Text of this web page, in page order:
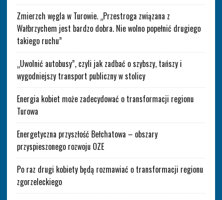
Zmierzch węgla w Turowie. „Przestroga związana z
Wałbrzychem jest bardzo dobra. Nie wolno popełnić drugiego
takiego ruchu”
„Uwolnić autobusy”, czyli jak zadbać o szybszy, tańszy i
wygodniejszy transport publiczny w stolicy
Energia kobiet może zadecydować o transformacji regionu
Turowa
Energetyczna przyszłość Bełchatowa – obszary
przyspieszonego rozwoju OZE
Po raz drugi kobiety będą rozmawiać o transformacji regionu
zgorzeleckiego